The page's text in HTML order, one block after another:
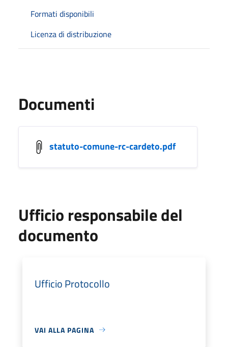
Formati disponibili
Licenza di distribuzione
Documenti
statuto-comune-rc-cardeto.pdf
Ufficio responsabile del
documento
Ufficio Protocollo
VAI ALLA PAGINA